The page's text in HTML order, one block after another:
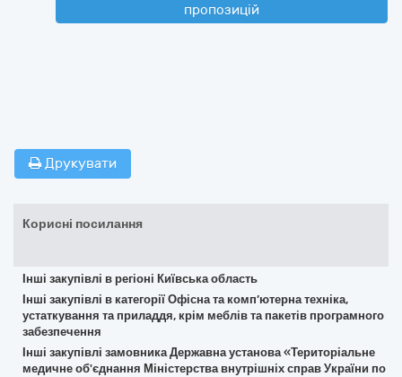
пропозицій
Друкувати
Корисні посилання
Інші закупівлі в регіоні Київська область
Інші закупівлі в категорії Офісна та комп’ютерна техніка,
устаткування та приладдя, крім меблів та пакетів програмного
забезпечення
Інші закупівлі замовника Державна установа «Територіальне
медичне об'єднання Міністерства внутрішніх справ України по